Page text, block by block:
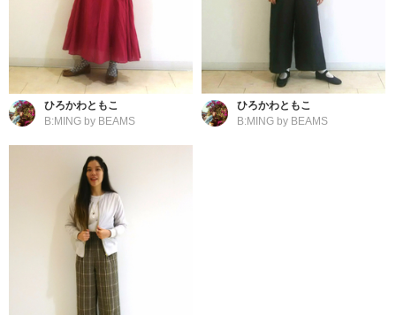
ひろかわともこ
B:MING by BEAMS
ひろかわともこ
B:MING by BEAMS